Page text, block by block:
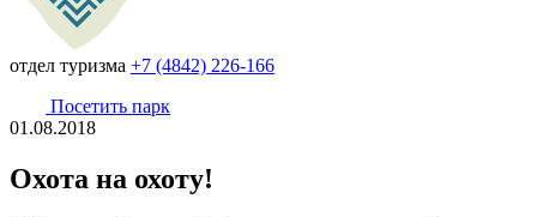
отдел туризма +7 (4842) 226-166
Посетить парк
01.08.2018
Охота на охоту!